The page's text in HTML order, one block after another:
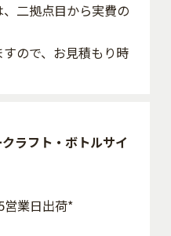
二拠点目から実費の
ので、お見積もり時
ラフト・ボトルサイ
営業日出荷*